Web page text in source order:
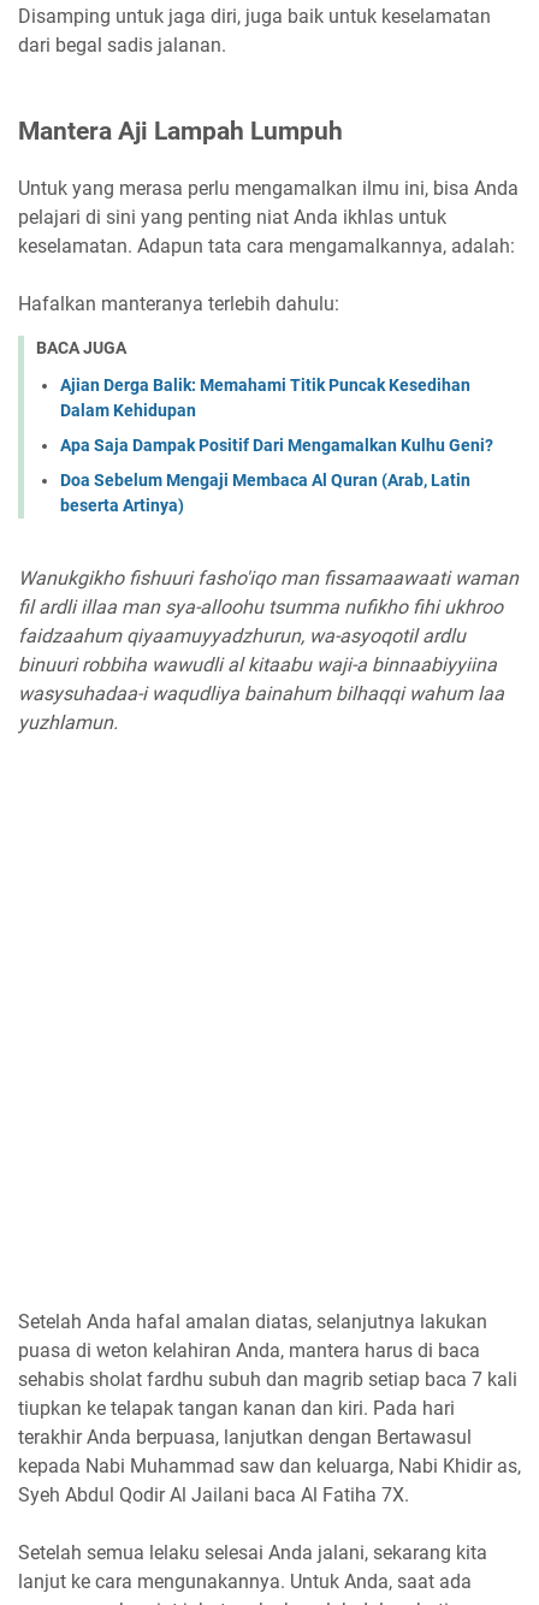
Disamping untuk jaga diri, juga baik untuk keselamatan
dari begal sadis jalanan.
Mantera Aji Lampah Lumpuh
Untuk yang merasa perlu mengamalkan ilmu ini, bisa Anda
pelajari di sini yang penting niat Anda ikhlas untuk
keselamatan. Adapun tata cara mengamalkannya, adalah:
Hafalkan manteranya terlebih dahulu:
BACA JUGA
Ajian Derga Balik: Memahami Titik Puncak Kesedihan
Dalam Kehidupan
Apa Saja Dampak Positif Dari Mengamalkan Kulhu Geni?
Doa Sebelum Mengaji Membaca Al Quran (Arab, Latin
beserta Artinya)
Wanukgikho fishuuri fasho'iqo man fissamaawaati waman
fil ardli illaa man sya-alloohu tsumma nufikho fihi ukhroo
faidzaahum qiyaamuyyadzhurun, wa-asyoqotil ardlu
binuuri robbiha wawudli al kitaabu waji-a binnaabiyyiina
wasysuhadaa-i waqudliya bainahum bilhaqqi wahum laa
yuzhlamun.
Setelah Anda hafal amalan diatas, selanjutnya lakukan
puasa di weton kelahiran Anda, mantera harus di baca
sehabis sholat fardhu subuh dan magrib setiap baca 7 kali
tiupkan ke telapak tangan kanan dan kiri. Pada hari
terakhir Anda berpuasa, lanjutkan dengan Bertawasul
kepada Nabi Muhammad saw dan keluarga, Nabi Khidir as,
Syeh Abdul Qodir Al Jailani baca Al Fatiha 7X.
Setelah semua lelaku selesai Anda jalani, sekarang kita
lanjut ke cara mengunakannya. Untuk Anda, saat ada